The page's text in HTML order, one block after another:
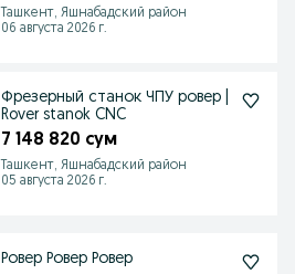
Ташкент, Яшнабадский район
06 августа 2026 г.
Фрезерный станок ЧПУ ровер |
Rover stanok CNC
7 148 820 сум
Ташкент, Яшнабадский район
05 августа 2026 г.
Ровер Ровер Ровер